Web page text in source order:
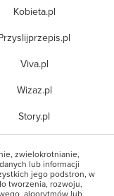
Kobieta.pl
Viva.pl
Wizaz.pl
Story.pl
zwielokrotnianie,
lub informacji
jego podstron, w
tworzenia, rozwoju,
algorytmów lub